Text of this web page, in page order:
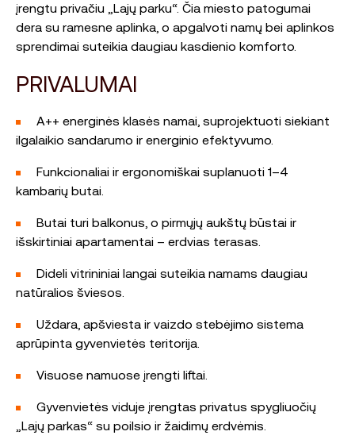
įrengtu privačiu „Lajų parku“. Čia miesto patogumai
dera su ramesne aplinka, o apgalvoti namų bei aplinkos
sprendimai suteikia daugiau kasdienio komforto.
PRIVALUMAI
A++ energinės klasės namai, suprojektuoti siekiant
ilgalaikio sandarumo ir energinio efektyvumo.
Funkcionaliai ir ergonomiškai suplanuoti 1–4
kambarių butai.
Butai turi balkonus, o pirmųjų aukštų būstai ir
išskirtiniai apartamentai – erdvias terasas.
Dideli vitrininiai langai suteikia namams daugiau
natūralios šviesos.
Uždara, apšviesta ir vaizdo stebėjimo sistema
aprūpinta gyvenvietės teritorija.
Visuose namuose įrengti liftai.
Gyvenvietės viduje įrengtas privatus spygliuočių
„Lajų parkas“ su poilsio ir žaidimų erdvėmis.